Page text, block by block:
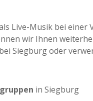
Live-Musik bei einer
wir Ihnen
Siegburg oder
in Siegburg